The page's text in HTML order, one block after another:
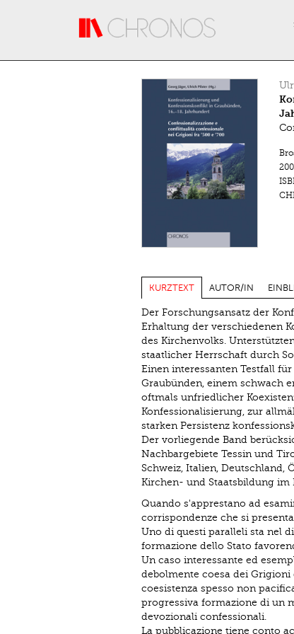
KURZTEXT AUTOR/IN
Der Forschungsansatz der
Erhaltung der verschiedenen
des Kirchenvolks.
staatlicher Herrschaft durch
Einen interessanten Testfall
Graubünden, einem schwach
oftmals unfriedlicher
Konfessionalisierung, zur
starken Persistenz
Der vorliegende Band
Nachbargebiete Tessin und
Schweiz, Italien, Deutschland,
Kirchen- und Staatsbildung im
Quando s'apprestano ad
corrispondenze che si
Uno di questi paralleli sta nel
formazione dello Stato
Un caso interessante ed
debolmente coesa dei
coesistenza spesso non
progressiva formazione di un
devozionali confessionali.
La pubblicazione tiene conto